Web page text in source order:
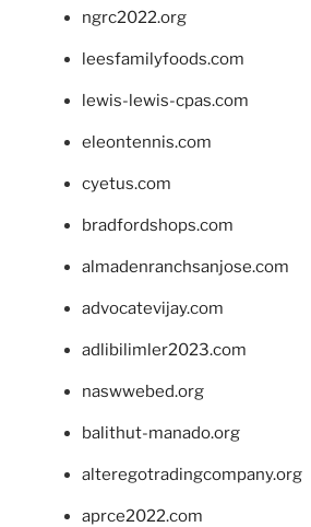
ngrc2022.org
leesfamilyfoods.com
lewis-lewis-cpas.com
eleontennis.com
cyetus.com
bradfordshops.com
almadenranchsanjose.com
advocatevijay.com
adlibilimler2023.com
naswwebed.org
balithut-manado.org
alteregotradingcompany.org
aprce2022.com